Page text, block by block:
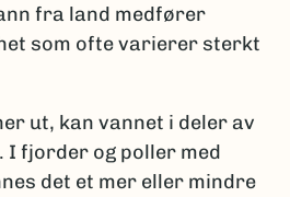
fra land medfører
som ofte varierer sterkt
ut, kan vannet i deler av
fjorder og poller med
det et mer eller mindre